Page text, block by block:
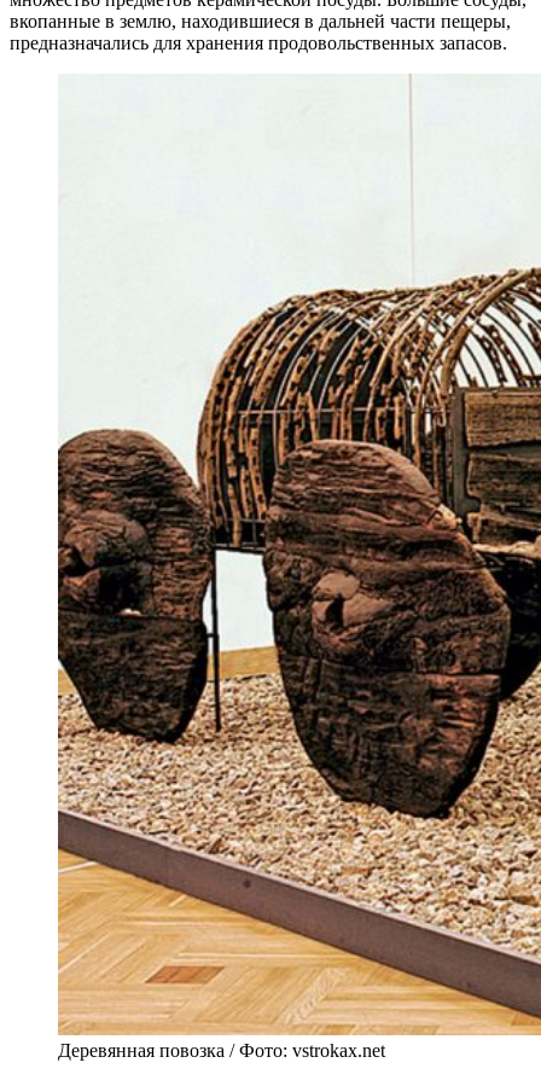
вкопанные в землю, находившиеся в дальней части пещеры,
предназначались для хранения продовольственных запасов.
Деревянная повозка / Фото: vstrokax.net